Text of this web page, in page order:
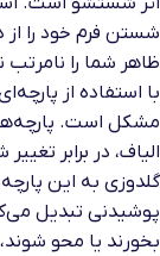
شستن فرم خود را
ظاهر شما را
با استفاده از
مشکل است.
الیاف، در برابر
گلدوزی به این
پوشیدنی تبدیل
بخورند یا محو